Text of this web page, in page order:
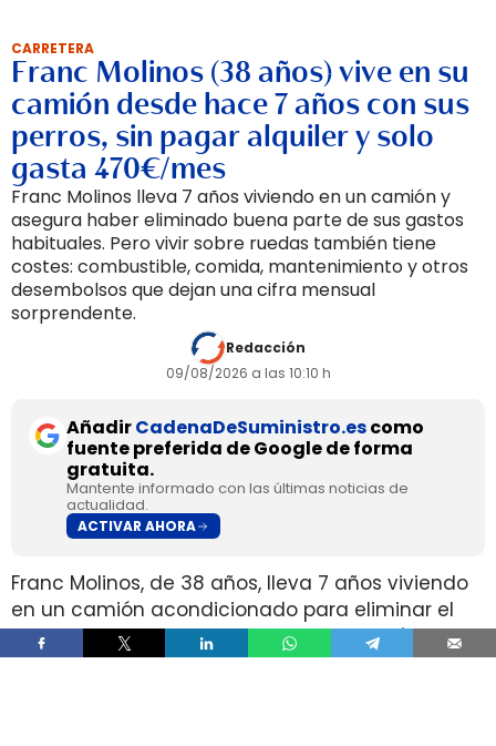
CARRETERA
Franc Molinos (38 años) vive en su
camión desde hace 7 años con sus
perros, sin pagar alquiler y solo
gasta 470€/mes
Franc Molinos lleva 7 años viviendo en un camión y
asegura haber eliminado buena parte de sus gastos
habituales. Pero vivir sobre ruedas también tiene
costes: combustible, comida, mantenimiento y otros
desembolsos que dejan una cifra mensual
sorprendente.
Redacción
09/08/2026 a las 10:10 h
AñadirCadenaDeSuministro.escomo
fuente preferida de Google de forma
gratuita.
Mantente informado con las últimas noticias de
actualidad.
ACTIVAR AHORA
Franc Molinos, de 38 años, lleva 7 años viviendo
en un camión acondicionado para eliminar el
alquiler y recortar sus gastos fijos. El vehículo
incorpora cocina, dormitorio, espacio de